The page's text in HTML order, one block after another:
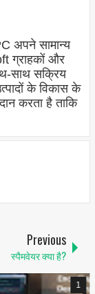
अपने सामान्य
ग्राहकों और
साथ सक्रिय
के विकास के
करता है ताकि
Previous
स्पैमवेयर क्या है?
6